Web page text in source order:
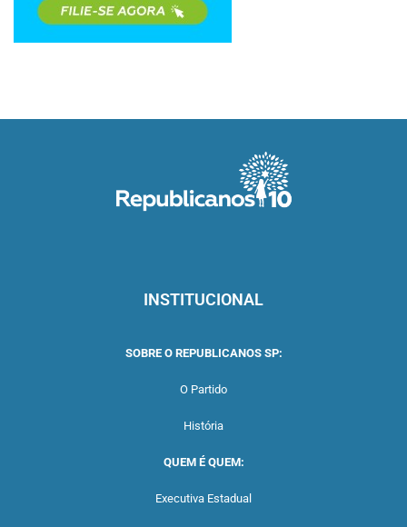
INSTITUCIONAL
SOBRE O REPUBLICANOS SP:
O Partido
História
QUEM É QUEM:
Executiva Estadual